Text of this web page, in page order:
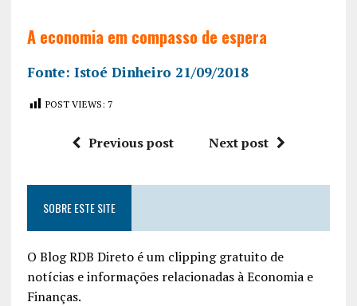
A economia em compasso de espera
Fonte: Istoé Dinheiro 21/09/2018
POST VIEWS: 7
Previous post Next post
SOBRE ESTE SITE
O Blog RDB Direto é um clipping gratuito de
notícias e informações relacionadas à Economia e
Finanças.